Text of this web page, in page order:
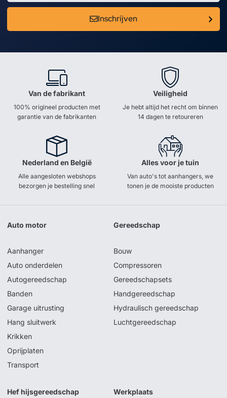
Inschrijven
Van de fabrikant
100% origineel producten met
garantie van de fabrikanten
Veiligheid
Je hebt altijd het recht om binnen
14 dagen te retoureren
Nederland en België
Alle aangesloten webshops
bezorgen je bestelling snel
Alles voor je tuin
Van auto's tot aanhangers, we
tonen je de mooiste producten
Auto motor
Aanhanger
Auto onderdelen
Autogereedschap
Banden
Garage uitrusting
Hang sluitwerk
Krikken
Oprijplaten
Transport
Gereedschap
Bouw
Compressoren
Gereedschapsets
Handgereedschap
Hydraulisch gereedschap
Luchtgereedschap
Hef hijsgereedschap Werkplaats